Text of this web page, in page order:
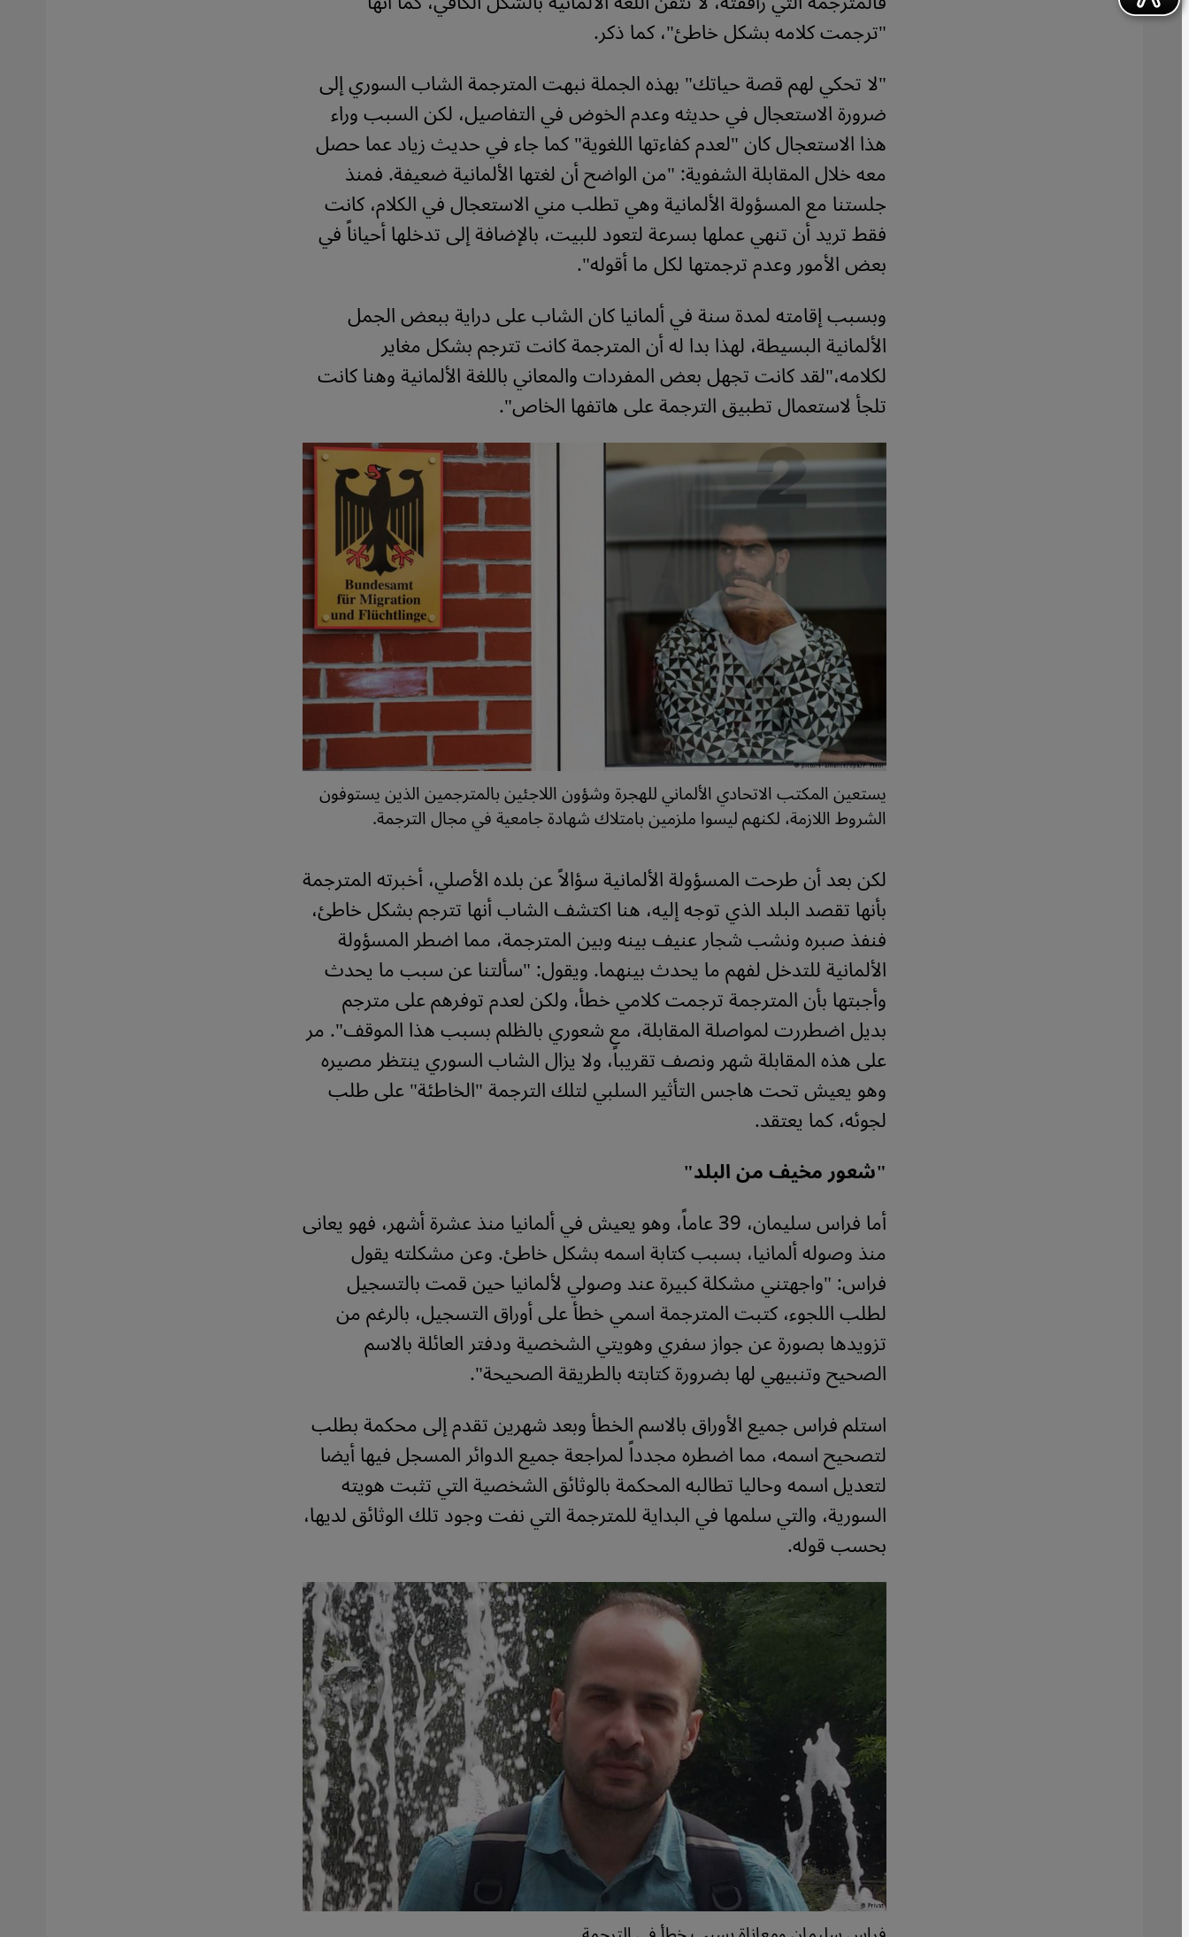
"ترجمت كلامه بشكل خاطئ"، كما ذكر.
"لا تحكي لهم قصة حياتك" بهذه الجملة نبهت المترجمة الشاب السوري إلى
ضرورة الاستعجال في حديثه وعدم الخوض في التفاصيل، لكن السبب وراء
هذا الاستعجال كان "لعدم كفاءتها اللغوية" كما جاء في حديث زياد عما حصل
معه خلال المقابلة الشفوية: "من الواضح أن لغتها الألمانية ضعيفة. فمنذ
جلستنا مع المسؤولة الألمانية وهي تطلب مني الاستعجال في الكلام، كانت
فقط تريد أن تنهي عملها بسرعة لتعود للبيت، بالإضافة إلى تدخلها أحياناً في
بعض الأمور وعدم ترجمتها لكل ما أقوله".
وبسبب إقامته لمدة سنة في ألمانيا كان الشاب على دراية ببعض الجمل
الألمانية البسيطة، لهذا بدا له أن المترجمة كانت تترجم بشكل مغاير
لكلامه،"لقد كانت تجهل بعض المفردات والمعاني باللغة الألمانية وهنا كانت
تلجأ لاستعمال تطبيق الترجمة على هاتفها الخاص".
يستعين المكتب الاتحادي الألماني للهجرة وشؤون اللاجئين بالمترجمين الذين يستوفون
الشروط اللازمة، لكنهم ليسوا ملزمين بامتلاك شهادة جامعية في مجال الترجمة.
لكن بعد أن طرحت المسؤولة الألمانية سؤالاً عن بلده الأصلي، أخبرته المترجمة
بأنها تقصد البلد الذي توجه إليه، هنا اكتشف الشاب أنها تترجم بشكل خاطئ،
فنفذ صبره ونشب شجار عنيف بينه وبين المترجمة، مما اضطر المسؤولة
الألمانية للتدخل لفهم ما يحدث بينهما. ويقول: "سألتنا عن سبب ما يحدث
وأجبتها بأن المترجمة ترجمت كلامي خطأ، ولكن لعدم توفرهم على مترجم
بديل اضطررت لمواصلة المقابلة، مع شعوري بالظلم بسبب هذا الموقف". مر
على هذه المقابلة شهر ونصف تقريباً، ولا يزال الشاب السوري ينتظر مصيره
وهو يعيش تحت هاجس التأثير السلبي لتلك الترجمة "الخاطئة" على طلب
لجوئه، كما يعتقد.
"شعور مخيف من البلد"
أما فراس سليمان، 39 عاماً، وهو يعيش في ألمانيا منذ عشرة أشهر، فهو يعانى
منذ وصوله ألمانيا، بسبب كتابة اسمه بشكل خاطئ. وعن مشكلته يقول
فراس: "واجهتني مشكلة كبيرة عند وصولي لألمانيا حين قمت بالتسجيل
لطلب اللجوء، كتبت المترجمة اسمي خطأ على أوراق التسجيل، بالرغم من
تزويدها بصورة عن جواز سفري وهويتي الشخصية ودفتر العائلة بالاسم
الصحيح وتنبيهي لها بضرورة كتابته بالطريقة الصحيحة".
استلم فراس جميع الأوراق بالاسم الخطأ وبعد شهرين تقدم إلى محكمة بطلب
لتصحيح اسمه، مما اضطره مجدداً لمراجعة جميع الدوائر المسجل فيها أيضا
لتعديل اسمه وحاليا تطالبه المحكمة بالوثائق الشخصية التي تثبت هويته
السورية، والتي سلمها في البداية للمترجمة التي نفت وجود تلك الوثائق لديها،
بحسب قوله.